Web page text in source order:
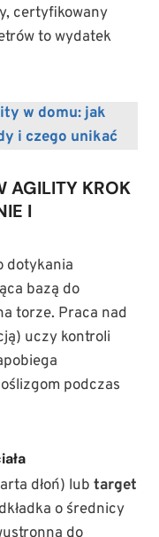
certyfikowany
to wydatek
w domu: jak
i czego unikać
AGILITY KROK
I
dotykania
bazą do
torze. Praca nad
uczy kontroli
podczas
dłoń) lub target
o średnicy